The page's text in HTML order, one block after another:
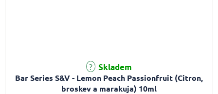
Bar Series S&V - Lemon Peach Passionfruit (Citron,
broskev a marakuja) 10ml
Skladem